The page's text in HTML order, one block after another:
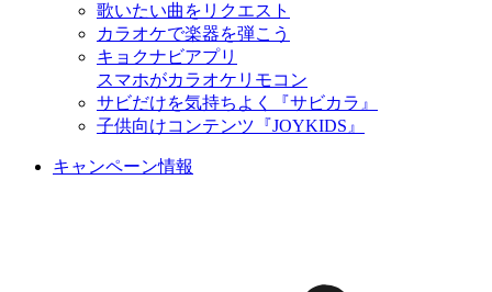
歌いたい曲をリクエスト
カラオケで楽器を弾こう
キョクナビアプリ
スマホがカラオケリモコン
サビだけを気持ちよく『サビカラ』
子供向けコンテンツ『JOYKIDS』
キャンペーン情報